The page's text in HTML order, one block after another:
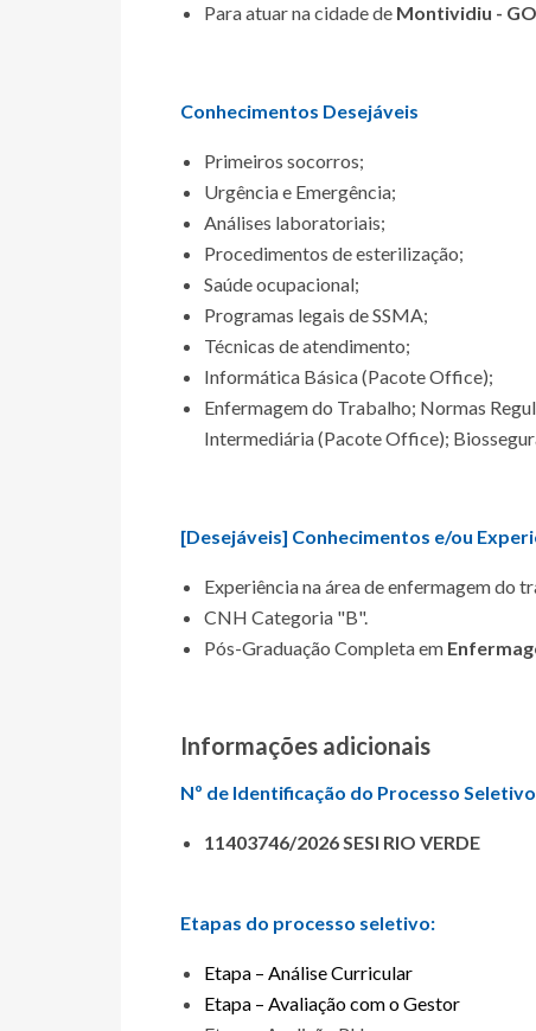
Para atuar na cidade de Montividiu -
Conhecimentos Desejáveis
Primeiros socorros;
Urgência e Emergência;
Análises laboratoriais;
Procedimentos de esterilização;
Saúde ocupacional;
Programas legais de SSMA;
Técnicas de atendimento;
Informática Básica (Pacote Office);
Enfermagem do Trabalho; Normas
Intermediária (Pacote Office);
[Desejáveis] Conhecimentos e/ou
Experiência na área de enfermagem do
CNH Categoria "B".
Pós-Graduação Completa em
Informações adicionais
Nº de Identificação do Processo
11403746/2026 SESI RIO VERDE
Etapas do processo seletivo:
Etapa – Análise Curricular
Etapa – Avaliação com o Gestor